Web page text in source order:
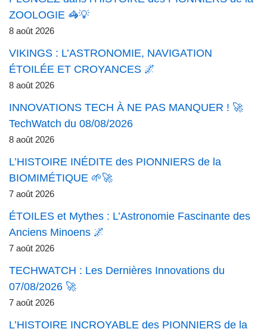
ZOOLOGIE 🦓💡
8 août 2026
VIKINGS : L’ASTRONOMIE, NAVIGATION
ÉTOILÉE ET CROYANCES 🌌
8 août 2026
INNOVATIONS TECH À NE PAS MANQUER ! 🚀
TechWatch du 08/08/2026
8 août 2026
L’HISTOIRE INÉDITE des PIONNIERS de la
BIOMIMÉTIQUE 🌱🚀
7 août 2026
ÉTOILES et Mythes : L’Astronomie Fascinante des
Anciens Minoens 🌌
7 août 2026
TECHWATCH : Les Dernières Innovations du
07/08/2026 🚀
7 août 2026
L’HISTOIRE INCROYABLE des PIONNIERS de la